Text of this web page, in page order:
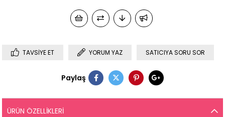
TAVSIYE ET YORUM YAZ SATICIYA SORU SOR
Paylaş
ÜRÜN ÖZELLIKLERI